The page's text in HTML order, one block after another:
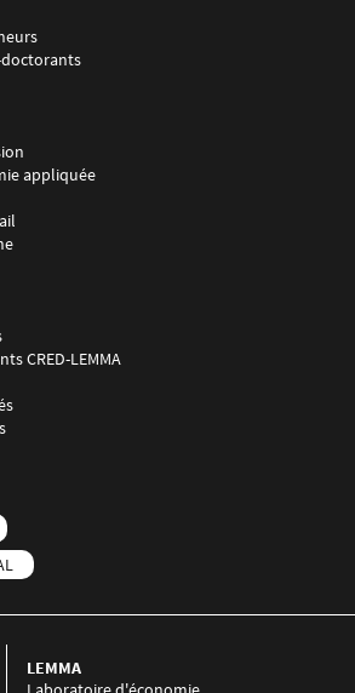
appliquée
CRED-LEMMA
LEMMA